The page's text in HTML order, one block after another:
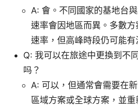
A: 會。不同國家的基地台
速率會因地區而異。多數
速率，但高峰時段仍可能有
Q: 我可以在旅途中更換到不
吗？
A: 可以，但通常會需要在
區域方案或全球方案，並重